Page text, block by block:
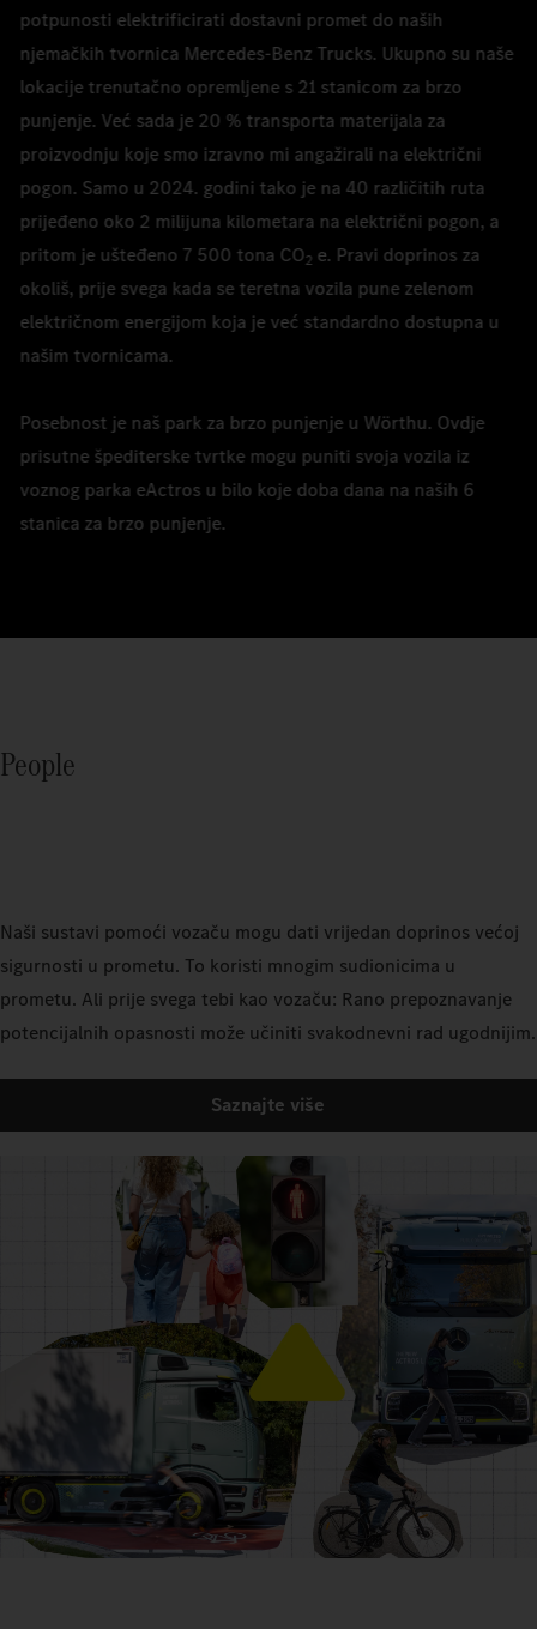
potpunosti elektrificirati dostavni promet do naših
njemačkih tvornica Mercedes-Benz Trucks. Ukupno su naše
lokacije trenutačno opremljene s 21 stanicom za brzo
punjenje. Već sada je 20 % transporta materijala za
proizvodnju koje smo izravno mi angažirali na električni
pogon. Samo u 2024. godini tako je na 40 različitih ruta
prijeđeno oko 2 milijuna kilometara na električni pogon, a
pritom je ušteđeno 7 500 tona CO2 e. Pravi doprinos za
okoliš, prije svega kada se teretna vozila pune zelenom
električnom energijom koja je već standardno dostupna u
našim tvornicama.
Posebnost je naš park za brzo punjenje u Wörthu. Ovdje
prisutne špediterske tvrtke mogu puniti svoja vozila iz
voznog parka eActros u bilo koje doba dana na naših 6
stanica za brzo punjenje.
People
Naši sustavi pomoći vozaču mogu dati vrijedan doprinos većoj
sigurnosti u prometu. To koristi mnogim sudionicima u
prometu. Ali prije svega tebi kao vozaču: Rano prepoznavanje
potencijalnih opasnosti može učiniti svakodnevni rad ugodnijim.
Saznajte više